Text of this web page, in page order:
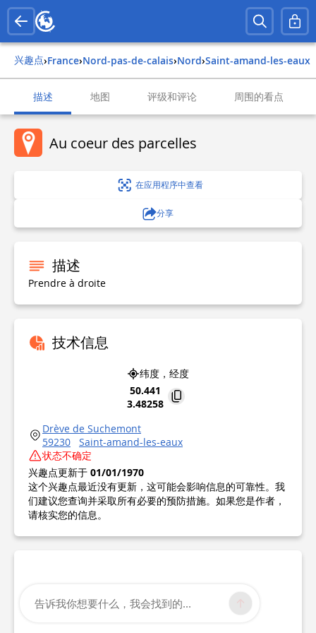
兴趣点› france› nord-pas-de-calais› nord› saint-amand-les-eaux
描述 地图 评级和评论 周围的看点
Au coeur des parcelles
在应用程序中查看
分享
描述
Prendre à droite
技术信息
纬度，经度
50.441
3.48258
Drève de Suchemont
59230
Saint-amand-les-eaux
状态不确定
兴趣点更新于 01/01/1970
这个兴趣点最近没有更新，这可能会影响信息的可靠性。我
们建议您查询并采取所有必要的预防措施。如果您是作者，
请核实您的信息。
告诉我你想要什么，我会找到的...